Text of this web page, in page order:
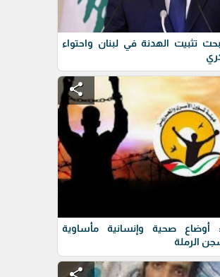
تثبيت الهدنة في لبنان واحتواء
share
أوضاع صحية وإنسانية مأساوية
الرملة